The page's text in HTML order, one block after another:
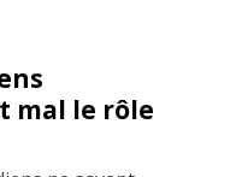
mal le rôle